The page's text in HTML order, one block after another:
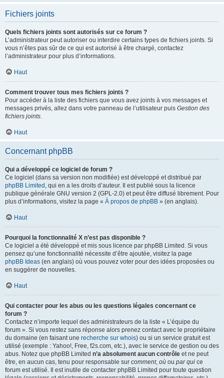
Fichiers joints
Quels fichiers joints sont autorisés sur ce forum ?
L’administrateur peut autoriser ou interdire certains types de fichiers joints. Si
vous n’êtes pas sûr de ce qui est autorisé à être chargé, contactez
l’administrateur pour plus d’informations.
Haut
Comment trouver tous mes fichiers joints ?
Pour accéder à la liste des fichiers que vous avez joints à vos messages et
messages privés, allez dans votre panneau de l’utilisateur puis Gestion des
fichiers joints.
Haut
Concernant phpBB
Qui a développé ce logiciel de forum ?
Ce logiciel (dans sa version non modifiée) est développé et distribué par
phpBB Limited , qui en a les droits d’auteur. Il est publié sous la licence
publique générale GNU version 2 (GPL-2.0) et peut être diffusé librement. Pour
plus d’informations, visitez la page « À propos de phpBB » (en anglais).
Haut
Pourquoi la fonctionnalité X n’est pas disponible ?
Ce logiciel a été développé et mis sous licence par phpBB Limited. Si vous
pensez qu’une fonctionnalité nécessite d’être ajoutée, visitez la page
phpBB Ideas (en anglais) où vous pouvez voter pour des idées proposées ou
en suggérer de nouvelles.
Haut
Qui contacter pour les abus ou les questions légales concernant ce
forum ?
Contactez n’importe lequel des administrateurs de la liste « L’équipe du
forum ». Si vous restez sans réponse alors prenez contact avec le propriétaire
du domaine (en faisant une recherche sur whois) ou si un service gratuit est
utilisé (exemple : Yahoo!, Free, f2s.com, etc.), avec le service de gestion ou des
abus. Notez que phpBB Limited n’a absolument aucun contrôle et ne peut
être, en aucun cas, tenu pour responsable sur comment, où ou par qui ce
forum est utilisé. Il est inutile de contacter phpBB Limited pour toute question